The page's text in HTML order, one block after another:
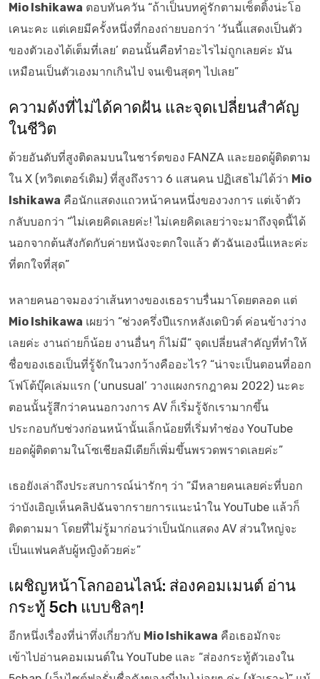
Mio Ishikawa ตอบทันควัน “ถ้าเป็นบทคู่รักตามเซ็ตติ้งน่ะโอ
เคนะคะ แต่เคยมีครั้งหนึ่งที่กองถ่ายบอกว่า ‘วันนี้แสดงเป็นตัว
ของตัวเองได้เต็มที่เลย’ ตอนนั้นคือทำอะไรไม่ถูกเลยค่ะ มัน
เหมือนเป็นตัวเองมากเกินไป จนเขินสุดๆ ไปเลย”
ความดังที่ไม่ได้คาดฝัน และจุดเปลี่ยนสำคัญ
ในชีวิต
ด้วยอันดับที่สูงติดลมบนในชาร์ตของ FANZA และยอดผู้ติดตาม
ใน X (ทวิตเตอร์เดิม) ที่สูงถึงราว 6 แสนคน ปฏิเสธไม่ได้ว่า Mio
Ishikawa คือนักแสดงแถวหน้าคนหนึ่งของวงการ แต่เจ้าตัว
กลับบอกว่า “ไม่เคยคิดเลยค่ะ! ไม่เคยคิดเลยว่าจะมาถึงจุดนี้ได้
นอกจากต้นสังกัดกับค่ายหนังจะตกใจแล้ว ตัวฉันเองนี่แหละค่ะ
ที่ตกใจที่สุด”
หลายคนอาจมองว่าเส้นทางของเธอราบรื่นมาโดยตลอด แต่
Mio Ishikawa เผยว่า “ช่วงครึ่งปีแรกหลังเดบิวต์ ค่อนข้างว่าง
เลยค่ะ งานถ่ายก็น้อย งานอื่นๆ ก็ไม่มี” จุดเปลี่ยนสำคัญที่ทำให้
ชื่อของเธอเป็นที่รู้จักในวงกว้างคืออะไร? “น่าจะเป็นตอนที่ออก
โฟโต้บุ๊คเล่มแรก (‘unusual’ วางแผงกรกฎาคม 2022) นะคะ
ตอนนั้นรู้สึกว่าคนนอกวงการ AV ก็เริ่มรู้จักเรามากขึ้น
ประกอบกับช่วงก่อนหน้านั้นเล็กน้อยที่เริ่มทำช่อง YouTube
ยอดผู้ติดตามในโซเชียลมีเดียก็เพิ่มขึ้นพรวดพราดเลยค่ะ”
เธอยังเล่าถึงประสบการณ์น่ารักๆ ว่า “มีหลายคนเลยค่ะที่บอก
ว่าบังเอิญเห็นคลิปฉันจากรายการแนะนำใน YouTube แล้วก็
ติดตามมา โดยที่ไม่รู้มาก่อนว่าเป็นนักแสดง AV ส่วนใหญ่จะ
เป็นแฟนคลับผู้หญิงด้วยค่ะ”
เผชิญหน้าโลกออนไลน์: ส่องคอมเมนต์ อ่าน
กระทู้ 5ch แบบชิลๆ!
อีกหนึ่งเรื่องที่น่าทึ่งเกี่ยวกับ Mio Ishikawa คือเธอมักจะ
เข้าไปอ่านคอมเมนต์ใน YouTube และ “ส่องกระทู้ตัวเองใน